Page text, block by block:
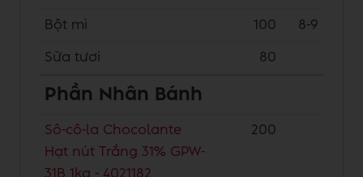
Bột mì 100 8-9
Sữa tươi 80
Phần Nhân Bánh
Sô-cô-la Chocolante
Hạt nút Trắng 31% GPW-
31B 1kg - 4021182
200